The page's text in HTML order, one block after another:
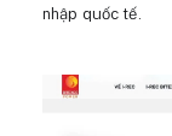
nhập quốc tế.